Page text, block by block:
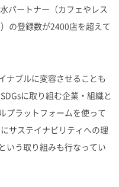
パートナー（カフェやレス
の登録数が2400店を超えて
ナブルに変容させることも
に取り組む企業・組織と
プラットフォームを使って
サステイナビリティへの理
いう取り組みも行なってい